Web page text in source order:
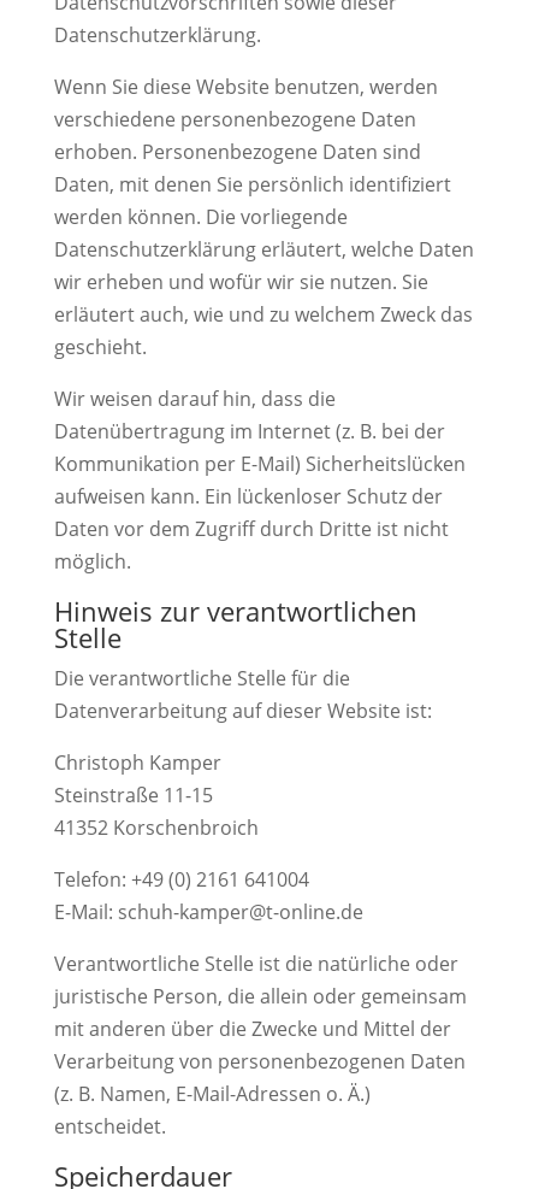
Datenschutzerklärung.
Wenn Sie diese Website benutzen, werden
verschiedene personenbezogene Daten
erhoben. Personenbezogene Daten sind
Daten, mit denen Sie persönlich identifiziert
werden können. Die vorliegende
Datenschutzerklärung erläutert, welche Daten
wir erheben und wofür wir sie nutzen. Sie
erläutert auch, wie und zu welchem Zweck das
geschieht.
Wir weisen darauf hin, dass die
Datenübertragung im Internet (z. B. bei der
Kommunikation per E-Mail) Sicherheitslücken
aufweisen kann. Ein lückenloser Schutz der
Daten vor dem Zugriff durch Dritte ist nicht
möglich.
Hinweis zur verantwortlichen
Stelle
Die verantwortliche Stelle für die
Datenverarbeitung auf dieser Website ist:
Christoph Kamper
Steinstraße 11-15
41352 Korschenbroich
Telefon: +49 (0) 2161 641004
E-Mail: schuh-kamper@t-online.de
Verantwortliche Stelle ist die natürliche oder
juristische Person, die allein oder gemeinsam
mit anderen über die Zwecke und Mittel der
Verarbeitung von personenbezogenen Daten
(z. B. Namen, E-Mail-Adressen o. Ä.)
entscheidet.
Speicherdauer